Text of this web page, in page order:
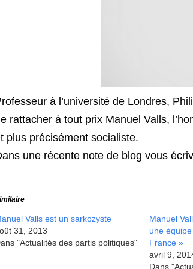
à l’université de Londres,
rattacher à tout prix Manuel Valls,
plus précisément socialiste.
une récente note de blog vous
Valls est un sarkozyste
31, 2013
"Actualités des partis politiques"
Manuel
une
France »
avril 9,
Dans